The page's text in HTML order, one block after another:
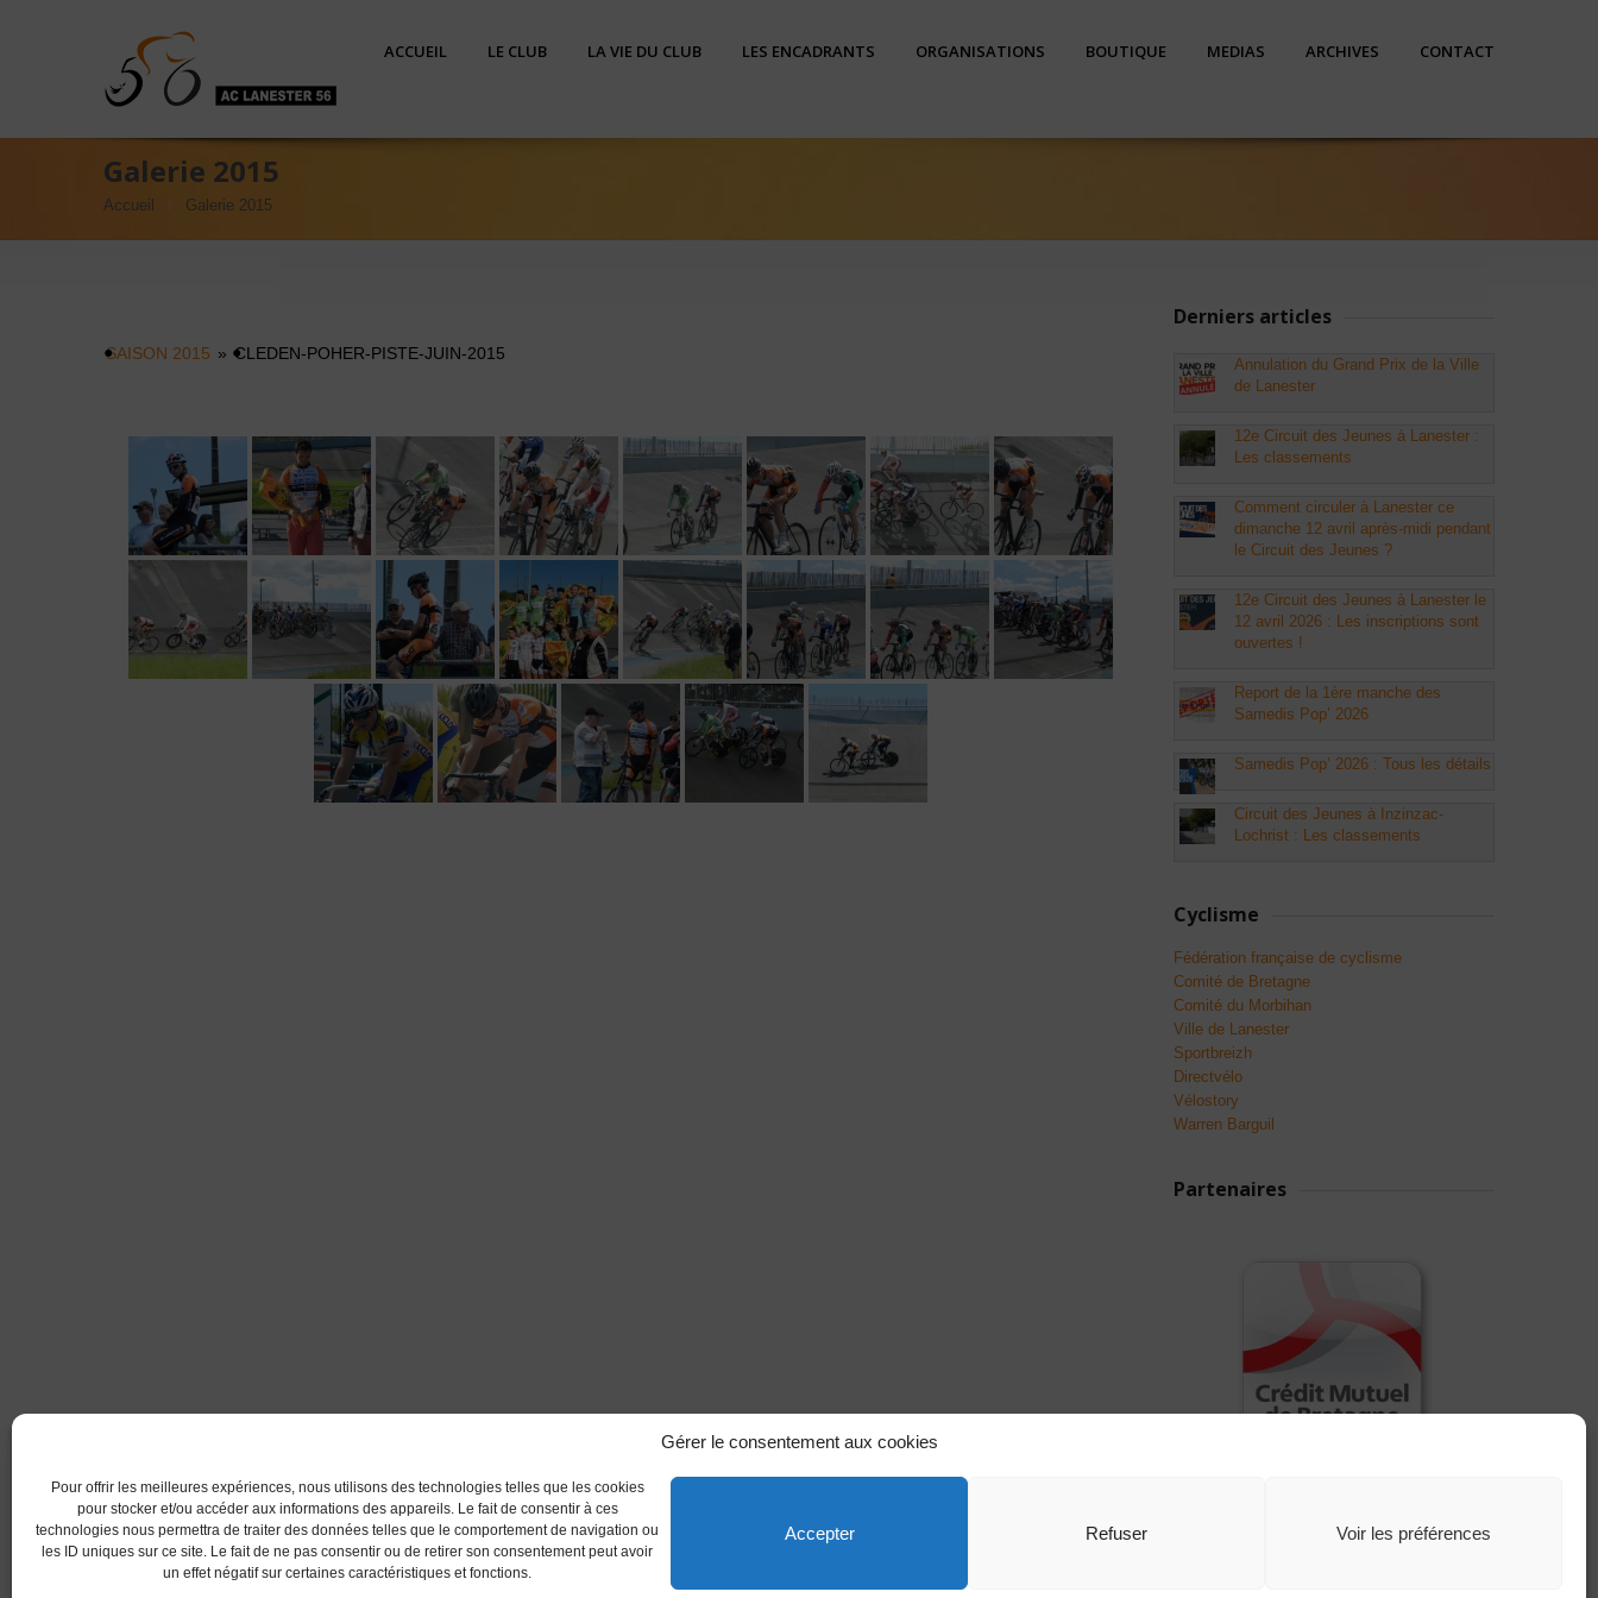
Gérer le consentement aux cookies
Pour offrir les meilleures expériences, nous utilisons des technologies telles que les cookies
pour stocker et/ou accéder aux informations des appareils. Le fait de consentir à ces
technologies nous permettra de traiter des données telles que le comportement de navigation ou
les ID uniques sur ce site. Le fait de ne pas consentir ou de retirer son consentement peut avoir
un effet négatif sur certaines caractéristiques et fonctions.
Accepter Refuser Voir les préférences
ACCUEIL LE CLUB LA VIE DU CLUB LES ENCADRANTS ORGANISATIONS BOUTIQUE MEDIAS ARCHIVES CONTACT
Galerie 2015
Accueil Galerie 2015
SAISON 2015 » CLEDEN-POHER-PISTE-JUIN-2015
Derniers articles
Annulation du Grand Prix de la Ville
de Lanester
12e Circuit des Jeunes à Lanester :
Les classements
Comment circuler à Lanester ce
dimanche 12 avril après-midi pendant
le Circuit des Jeunes ?
12e Circuit des Jeunes à Lanester le
12 avril 2026 : Les inscriptions sont
ouvertes !
Report de la 1ère manche des
Samedis Pop’ 2026
Samedis Pop’ 2026 : Tous les détails
Circuit des Jeunes à Inzinzac-
Lochrist : Les classements
Cyclisme
Fédération française de cyclisme
Comité de Bretagne
Comité du Morbihan
Ville de Lanester
Sportbreizh
Directvélo
Vélostory
Warren Barguil
Partenaires
© 2017 AC Lanester -S.LEPROVOST @Tous droits réservés.